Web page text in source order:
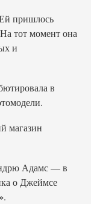
пришлось
тот момент она
и
в
магазин
Адамс — в
о Джеймсе
.